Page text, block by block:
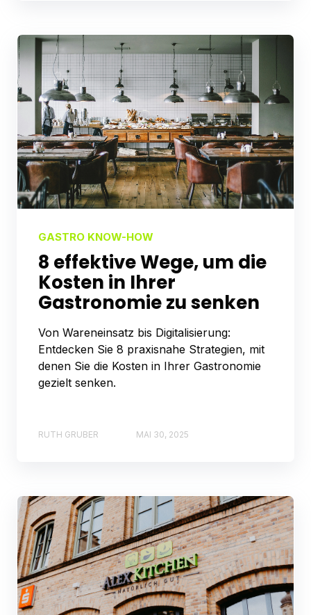
GASTRO KNOW-HOW
8 effektive Wege, um die
Kosten in Ihrer
Gastronomie zu senken
Von Wareneinsatz bis Digitalisierung:
Entdecken Sie 8 praxisnahe Strategien, mit
denen Sie die Kosten in Ihrer Gastronomie
gezielt senken.
RUTH GRUBER MAI 30, 2025